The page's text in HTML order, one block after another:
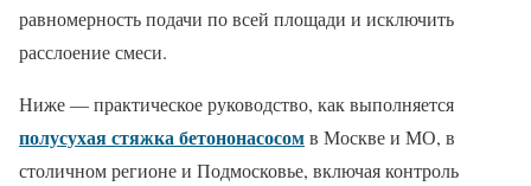
равномерность подачи по всей площади и исключить
расслоение смеси.
Ниже — практическое руководство, как выполняется
полусухая стяжка бетононасосомв Москве и МО, в
столичном регионе и Подмосковье, включая контроль